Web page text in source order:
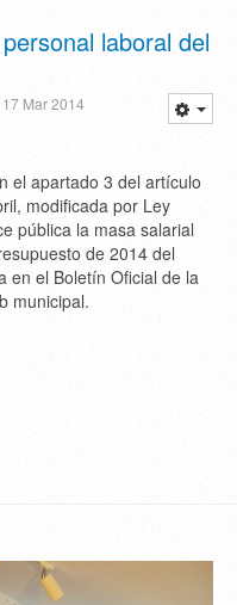
laboral del
17 Mar 2014
el apartado 3 del artículo
modificada por Ley
pública la masa salarial
de 2014 del
en el Boletín Oficial de la
municipal.